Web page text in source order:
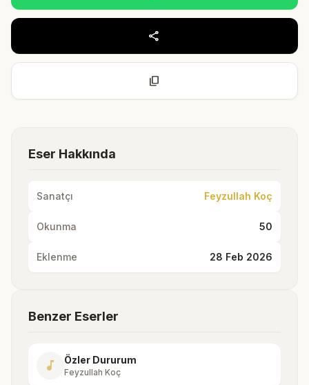
share
content_copy
Eser Hakkında
Sanatçı Feyzullah Koç
Okunma 50
Eklenme 28 Feb 2026
Benzer Eserler
music_note Özler Dururum
Feyzullah Koç